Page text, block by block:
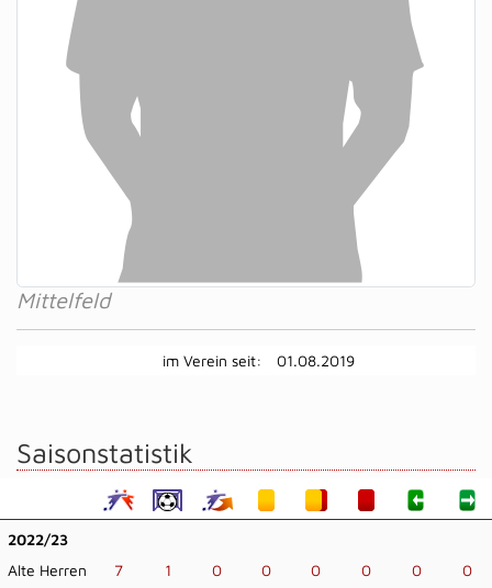
Mittelfeld
im Verein seit: 01.08.2019
Saisonstatistik
2022/23
Alte Herren
7 1 0 0 0 0 0 0